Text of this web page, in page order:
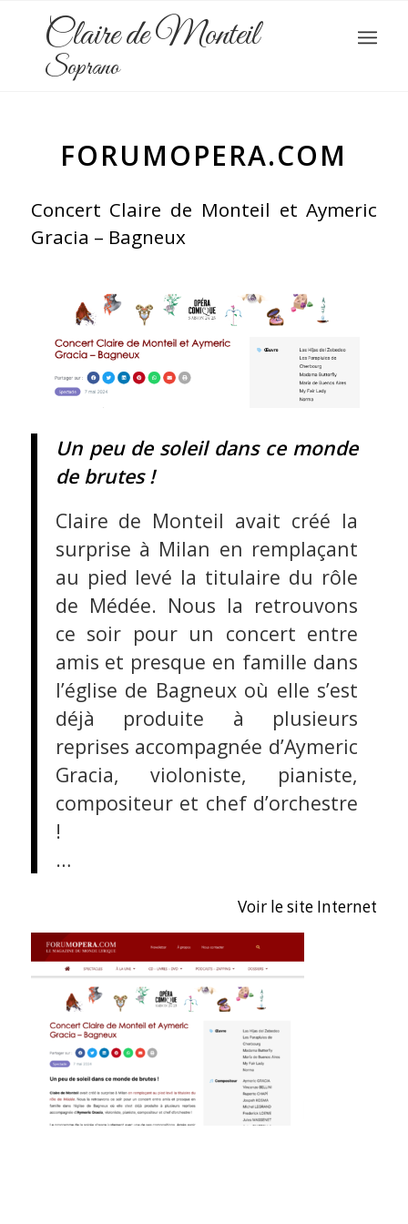
Claire de Monteil
Soprano
FORUMOPERA.COM
Concert Claire de Monteil et Aymeric
Gracia – Bagneux
Un peu de soleil dans ce monde
de brutes !
Claire de Monteil avait créé la
surprise à Milan en remplaçant
au pied levé la titulaire du rôle
de Médée. Nous la retrouvons
ce soir pour un concert entre
amis et presque en famille dans
l’église de Bagneux où elle s’est
déjà produite à plusieurs
reprises accompagnée d’Aymeric
Gracia, violoniste, pianiste,
compositeur et chef d’orchestre
!
…
Voir le site Internet